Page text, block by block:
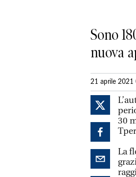
Sono
nuova
21 aprile 2021
30
La